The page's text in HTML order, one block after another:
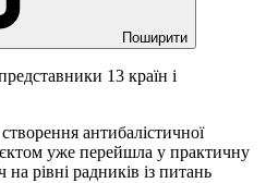
Поширити
13 країн і
антибалістичної
уже перейшла у практичну
рівні радників із питань